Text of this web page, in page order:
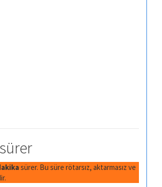
sürer. Bu süre rötarsız, aktarmasız ve